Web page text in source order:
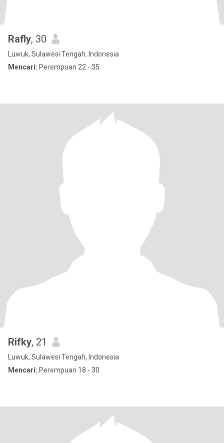
Rafly, 30
Luwuk, Sulawesi Tengah, Indonesia
Mencari: Perempuan 22 - 35
Rifky, 21
Luwuk, Sulawesi Tengah, Indonesia
Mencari: Perempuan 18 - 30